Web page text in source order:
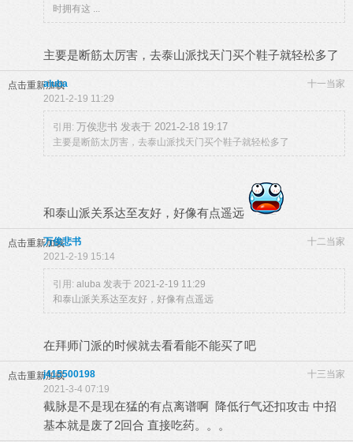
时拥有这 ...
主要是断筋太厉害，去泰山派找天门买个鞋子就轻松多了
点击重新加载 十一当家
aluba
2021-2-19 11:29
引用: 万俟悲书 发表于 2021-2-18 19:17
主要是断筋太厉害，去泰山派找天门买个鞋子就轻松多了
和泰山派关系达至友好，好像有点遥远
点击重新加载 十二当家
万俟悲书
2021-2-19 15:14
引用: aluba 发表于 2021-2-19 11:29
和泰山派关系达至友好，好像有点遥远
在拜师门派的时候就去看看能不能买了吧
点击重新加载 十三当家
j415500198
2021-3-4 07:19
截脉是不是现在猛的有点离谱啊 降低行气还扣攻击 中招
基本就是废了2回合 直接吃药。。。